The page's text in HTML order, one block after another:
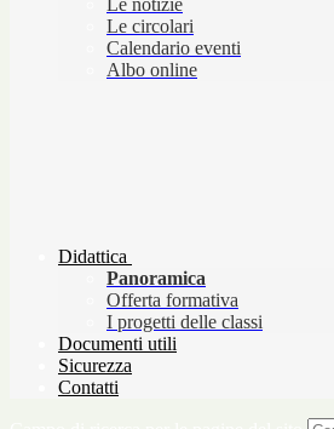
Le notizie
Le circolari
Calendario eventi
Albo online
Didattica
Panoramica
Offerta formativa
I progetti delle classi
Documenti utili
Sicurezza
Contatti